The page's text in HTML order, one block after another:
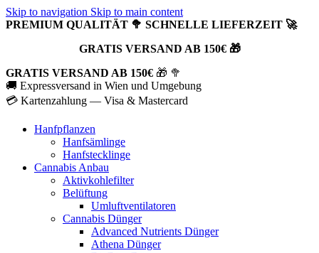
Skip to navigation Skip to main content
PREMIUM QUALITÄT 🥦 SCHNELLE LIEFERZEIT 🚀
GRATIS VERSAND AB 150€ 🎁
GRATIS VERSAND AB 150€ 🎁 🥦
🚚 Expressversand in Wien und Umgebung
💳 Kartenzahlung — Visa & Mastercard
Hanfpflanzen
Hanfsämlinge
Hanfstecklinge
Cannabis Anbau
Aktivkohlefilter
Belüftung
Umluftventilatoren
Cannabis Dünger
Advanced Nutrients Dünger
Athena Dünger